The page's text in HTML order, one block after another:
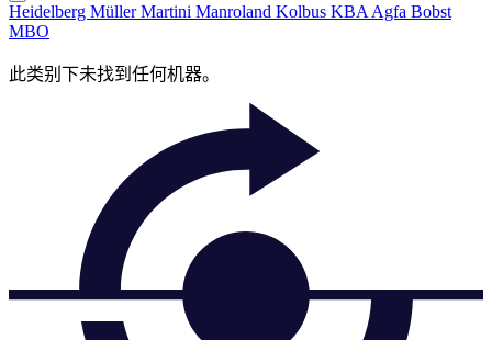
Heidelberg Müller Martini Manroland Kolbus KBA Agfa Bobst
MBO
此类别下未找到任何机器。